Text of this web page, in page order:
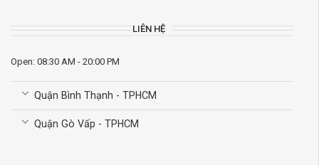
LIÊN HỆ
Open: 08:30 AM - 20:00 PM
Quận Bình Thạnh - TPHCM
Quận Gò Vấp - TPHCM